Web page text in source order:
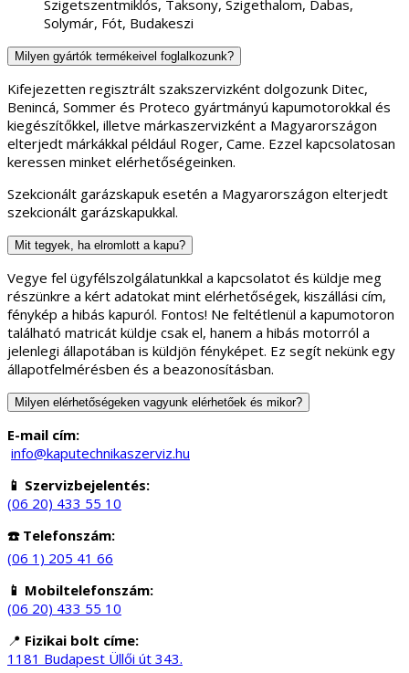
Szigetszentmiklós, Taksony, Szigethalom, Dabas,
Solymár, Fót, Budakeszi
Milyen gyártók termékeivel foglalkozunk?
Kifejezetten regisztrált szakszervizként dolgozunk Ditec,
Benincá, Sommer és Proteco gyártmányú kapumotorokkal és
kiegészítőkkel, illetve márkaszervizként a Magyarországon
elterjedt márkákkal például Roger, Came. Ezzel kapcsolatosan
keressen minket elérhetőségeinken.
Szekcionált garázskapuk esetén a Magyarországon elterjedt
szekcionált garázskapukkal.
Mit tegyek, ha elromlott a kapu?
Vegye fel ügyfélszolgálatunkkal a kapcsolatot és küldje meg
részünkre a kért adatokat mint elérhetőségek, kiszállási cím,
fénykép a hibás kapuról. Fontos! Ne feltétlenül a kapumotoron
található matricát küldje csak el, hanem a hibás motorról a
jelenlegi állapotában is küldjön fényképet. Ez segít nekünk egy
állapotfelmérésben és a beazonosításban.
Milyen elérhetőségeken vagyunk elérhetőek és mikor?
E-mail cím:
info@kaputechnikaszerviz.hu
📱 Szervizbejelentés:
(06 20) 433 55 10
☎️ Telefonszám:
(06 1) 205 41 66
📱 Mobiltelefonszám:
(06 20) 433 55 10
📍 Fizikai bolt címe:
1181 Budapest Üllői út 343.